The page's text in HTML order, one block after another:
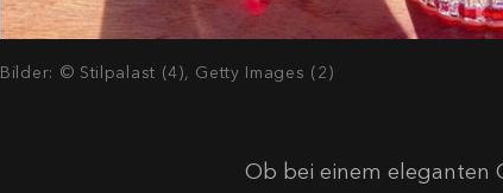
Bilder: © Stilpalast (4), Getty Images (2)
Ob bei einem eleganten